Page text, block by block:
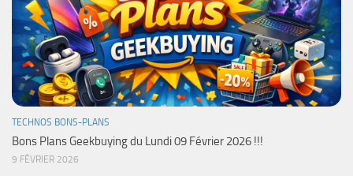
TECHNOS BONS-PLANS
Bons Plans Geekbuying du Lundi 09 Février 2026 !!!
9 FÉVRIER 2026